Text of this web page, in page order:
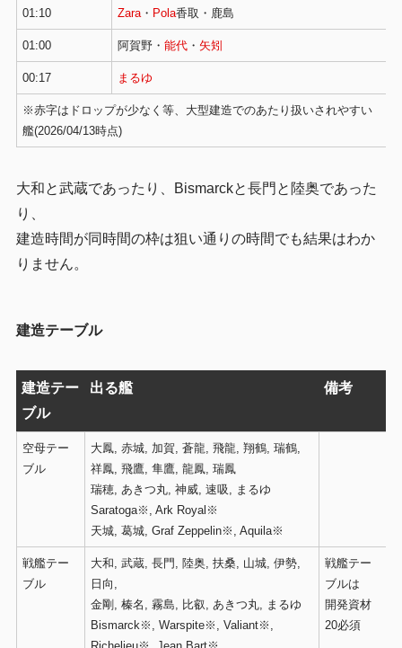
01:10 Zara・ Pola香取・鹿島
01:00 阿賀野・ 能代・ 矢矧
00:17 まるゆ
※赤字はドロップが少なく等、大型建造でのあたり扱いされやすい
艦(2026/04/13時点)
大和と武蔵であったり、Bismarckと長門と陸奥であった
り、
建造時間が同時間の枠は狙い通りの時間でも結果はわか
りません。
建造テーブル
建造テー
ブル
出る艦 備考
空母テー
ブル
大鳳, 赤城, 加賀, 蒼龍, 飛龍, 翔鶴, 瑞鶴,
祥鳳, 飛鷹, 隼鷹, 龍鳳, 瑞鳳
瑞穂, あきつ丸, 神威, 速吸, まるゆ
Saratoga※, Ark Royal※
天城, 葛城, Graf Zeppelin※, Aquila※
戦艦テー
ブル
大和, 武蔵, 長門, 陸奥, 扶桑, 山城, 伊勢,
日向,
金剛, 榛名, 霧島, 比叡, あきつ丸, まるゆ
Bismarck※, Warspite※, Valiant※,
戦艦テー
ブルは
開発資材
20必須